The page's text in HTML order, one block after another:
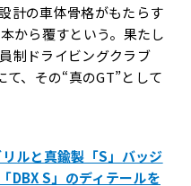
計の車体骨格がもたらす
から覆すという。果たし
制ドライビングクラブ
て、その“真のGT”として
ルと真鍮製「S」バッジ
DBX S」のディテールを